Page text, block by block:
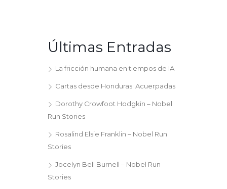
Últimas Entradas
La fricción humana en tiempos de IA
Cartas desde Honduras: Acuerpadas
Dorothy Crowfoot Hodgkin – Nobel
Run Stories
Rosalind Elsie Franklin – Nobel Run
Stories
Jocelyn Bell Burnell – Nobel Run
Stories